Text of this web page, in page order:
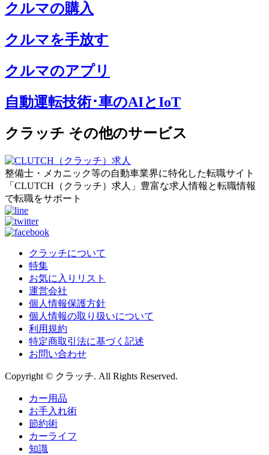
クルマの購入
クルマを手放す
クルマのアプリ
自動運転技術･車のAIとIoT
クラッチ その他のサービス
整備士・メカニック等の自動車業界に特化した転職サイト
「CLUTCH（クラッチ）求人」豊富な求人情報と転職情報
で転職をサポート
クラッチについて
特集
お気に入りリスト
運営会社
個人情報保護方針
個人情報の取り扱いについて
利用規約
特定商取引法に基づく記述
お問い合わせ
Copyright © クラッチ. All Rights Reserved.
カー用品
お手入れ術
節約術
カーライフ
知識